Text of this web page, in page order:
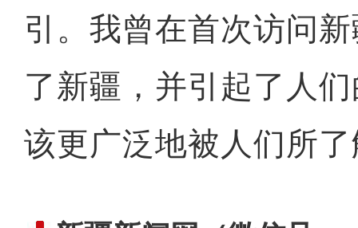
引。我曾在首次访问
了新疆，并引起了人
该更广泛地被人们所